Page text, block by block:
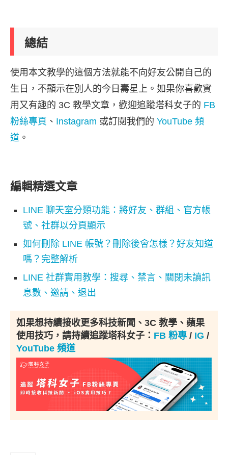
總結
使用本文教學的這個方法就能不向好友公開自己的
生日，不顯示在別人的今日壽星上。如果你喜歡實
用又有趣的 3C 教學文章，歡迎追蹤塔科女子的 FB
粉絲專頁 、 Instagram 或訂閱我們的 YouTube 頻
道 。
編輯精選文章
LINE 聊天室分類功能：將好友、群組、官方帳
號、社群以分頁顯示
如何刪除 LINE 帳號？刪除後會怎樣？好友知道
嗎？完整解析
LINE 社群實用教學：搜尋、禁言、關閉未讀訊
息數、邀請、退出
如果想持續接收更多科技新聞、3C 教學、蘋果
使用技巧，請持續追蹤塔科女子： FB 粉專 / IG /
YouTube 頻道